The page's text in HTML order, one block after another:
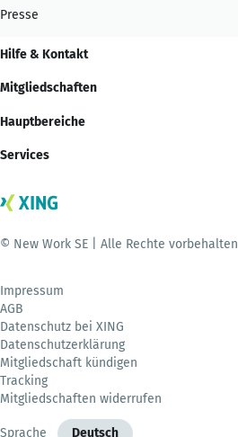
Presse
Hilfe & Kontakt
Mitgliedschaften
Hauptbereiche
Services
© New Work SE | Alle Rechte vorbehalten
Impressum
AGB
Datenschutz bei XING
Datenschutzerklärung
Mitgliedschaft kündigen
Tracking
Mitgliedschaften widerrufen
Sprache Deutsch